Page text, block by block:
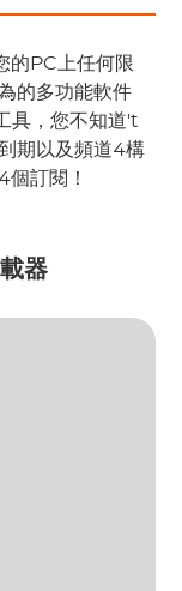
的PC上任何限
的多功能軟件
具，您不知道't
期以及頻道4構
個訂閱！
器